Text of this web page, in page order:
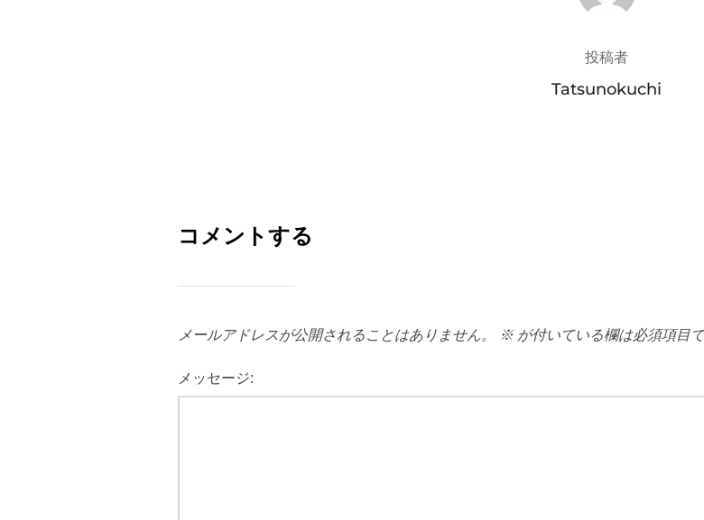
投稿者
Tatsunokuchi
コメントする
メールアドレスが公開されることはありません。 ※ が付いている欄は必須項目
メッセージ: